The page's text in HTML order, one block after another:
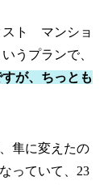
スト マンショ
うプランで、
が、ちっとも
隼に変えたの
っていて、23